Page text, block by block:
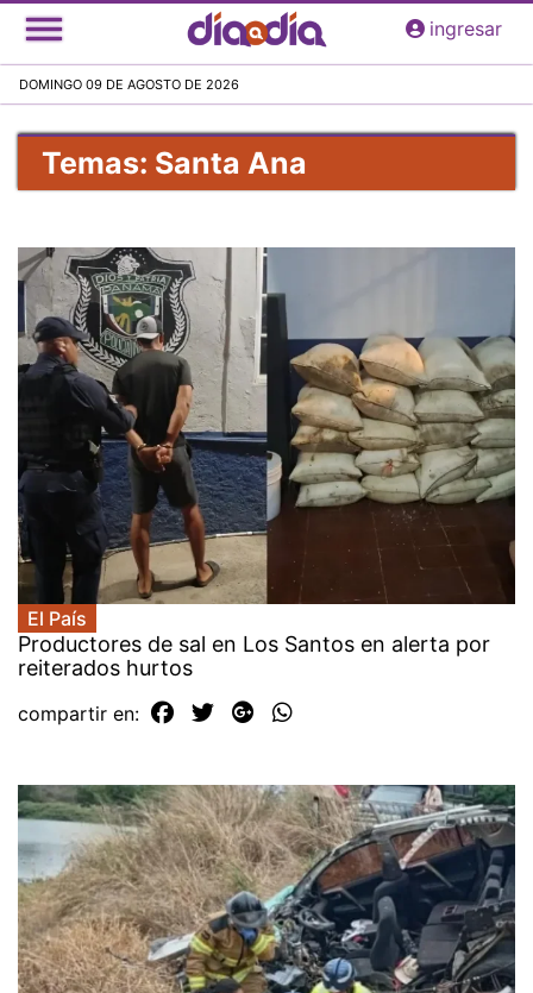
Pasar
al
principal
ingresar
DOMINGO 09 DE AGOSTO DE 2026
Temas: Santa Ana
El País
Productores de sal en Los Santos en alerta por
reiterados hurtos
compartir en: